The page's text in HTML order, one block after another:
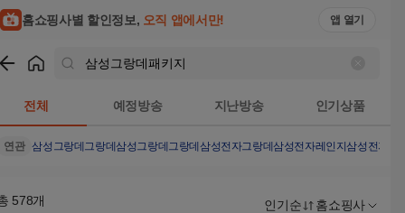
홈쇼핑사별 할인정보, 오직 앱에서만! 앱 열기
전체 예정방송 지난방송 인기상품
연관 삼성그랑데 그랑데삼성그랑데그랑데삼성전자그랑데삼성전자레인지삼성전자레
578개 인기순 홈쇼핑사